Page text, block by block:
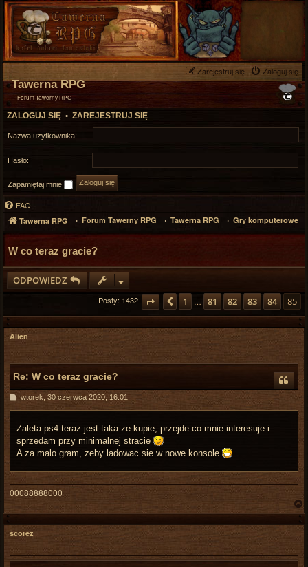
Zaloguj się
Zarejestruj się
Tawerna RPG
Forum Tawerny RPG
ZALOGUJ SIĘ • ZAREJESTRUJ SIĘ
Nazwa użytkownika:
Hasło:
Zapamiętaj mnie
FAQ
Tawerna RPG Forum Tawerny RPG Tawerna RPG Gry komputerowe
W co teraz gracie?
ODPOWIEDZ
Posty: 1432 Strona85z85
Poprzednia
1 … 81 82 83 84 85
Alien
Re: W co teraz gracie?
P
t
wtorek, 30 czerwca 2020, 16:01
Zaleta ps4 teraz jest taka ze kupie, przejde co mnie interesuje i
sprzedam przy minimalnej stracie
A za malo gram, zeby ladowac sie w nowe konsole
00088888000
scorez